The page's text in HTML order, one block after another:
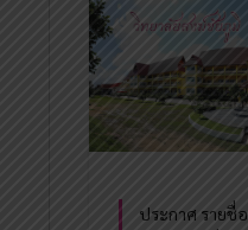
ประกาศ รายชื่